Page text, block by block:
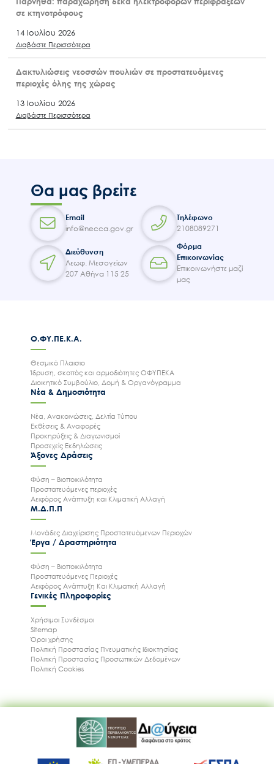
Ακολουθήστε μας
σε κτηνοτρόφους
14 Ιουλίου 2026
Διαβάστε Περισσότερα
Δακτυλιώσεις νεοσσών πουλιών σε προστατευόμενες
περιοχές όλης της χώρας
13 Ιουλίου 2026
Διαβάστε Περισσότερα
Θα μας βρείτε
Email
info@necca.gov.gr
Τηλέφωνο
2108089271
Διεύθυνση
Λεωφ. Μεσογείων
207 Αθήνα 115 25
Φόρμα
Επικοινωνίας
Επικοινωνήστε μαζί
μας
Ο.ΦΥ.ΠΕ.Κ.Α.
Θεσμικό Πλαισιο
Ίδρυση, σκοπός και αρμοδιότητες ΟΦΥΠΕΚΑ
Διοικητικό Συμβούλιο, Δομή & Οργανόγραμμα
Νέα & Δημοσιότητα
Νέα, Ανακοινώσεις, Δελτία Τύπου
Εκθέσεις & Αναφορές
Προκηρύξεις & Διαγωνισμοί
Προσεχείς Εκδηλώσεις
Άξονες Δράσεις
Φύση – Βιοποικιλότητα
Προστατευόμενες περιοχές
Αειφόρος Ανάπτυξη και Κλιματική Αλλαγή
Μ.Δ.Π.Π
Μονάδες Διαχείρισης Προστατευόμενων Περιοχών
Έργα / Δραστηριότητα
Φύση – Βιοποικιλότητα
Προστατευόμενες Περιοχές
Αειφόρος Ανάπτυξη Και Κλιματική Αλλαγή
Γενικές Πληροφορίες
Χρήσιμοι Συνδέσμοι
Sitemap
Όροι χρήσης
Πολιτική Προστασίας Πνευματικής Ιδιοκτησίας
Πολιτική Προστασίας Προσωπικών Δεδομένων
Πολιτική Cookies